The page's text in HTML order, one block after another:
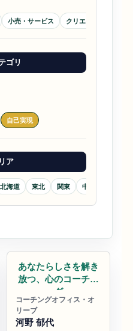
小売・サービス クリエイティブ・メデ
ゴリ
自己実現
ア
北海道 東北 関東 中部
あなたらしさを解き
放つ、心のコーチン
グ
コーチングオフィス・オ
リーブ
河野 郁代